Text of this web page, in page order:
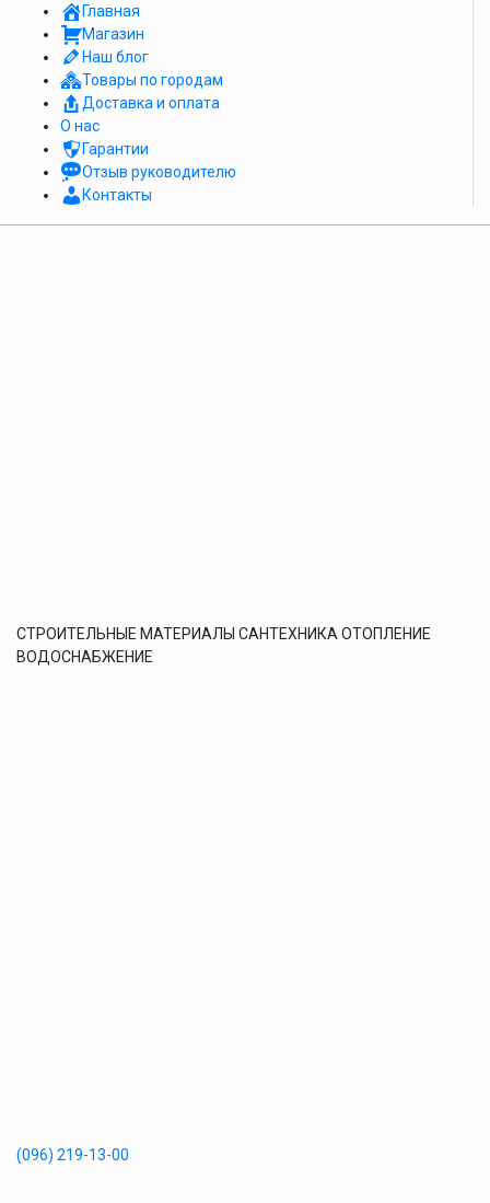
Главная
Магазин
Наш блог
Товары по городам
Доставка и оплата
О нас
Гарантии
Отзыв руководителю
Контакты
СТРОИТЕЛЬНЫЕ МАТЕРИАЛЫ САНТЕХНИКА ОТОПЛЕНИЕ
ВОДОСНАБЖЕНИЕ
(096) 219-13-00